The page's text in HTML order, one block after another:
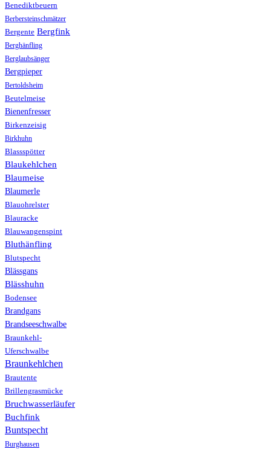
Benediktbeuern
Berbersteinschmätzer
Bergente Bergfink
Berghänfling
Berglaubsänger
Bergpieper
Bertoldsheim
Beutelmeise
Bienenfresser
Birkenzeisig
Birkhuhn
Blassspötter
Blaukehlchen
Blaumeise
Blaumerle
Blauohrelster
Blauracke
Blauwangenspint
Bluthänfling
Blutspecht
Blässgans
Blässhuhn
Bodensee
Brandgans
Brandseeschwalbe
Braunkehl-
Uferschwalbe
Braunkehlchen
Brautente
Brillengrasmücke
Bruchwasserläufer
Buchfink
Buntspecht
Burghausen